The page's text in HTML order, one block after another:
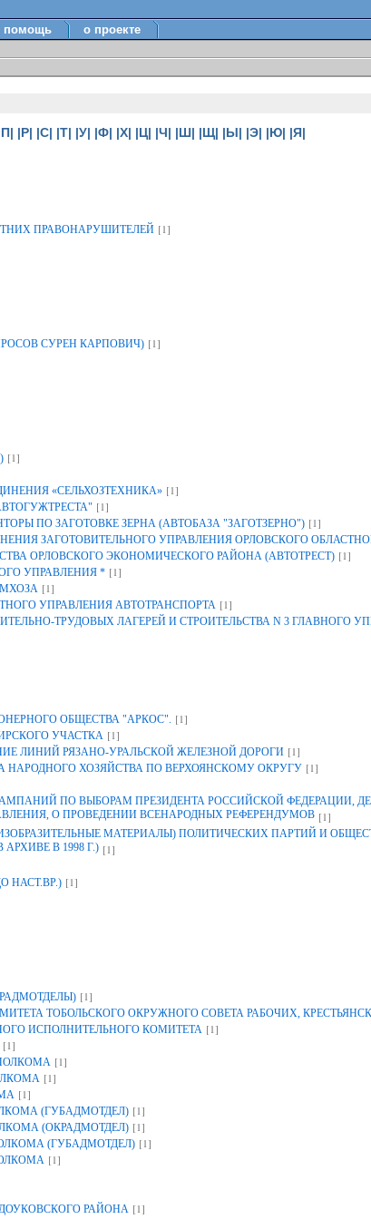
помощь о проекте
|Р| |С| |Т| |У| |Ф| |Х| |Ц| |Ч| |Ш| |Щ| |Ы| |Э| |Ю| |Я|
ПРАВОНАРУШИТЕЛЕЙ [1]
СУРЕН КАРПОВИЧ) [1]
[1]
«СЕЛЬХОЗТЕХНИКА» [1]
[1]
ПО ЗАГОТОВКЕ ЗЕРНА (АВТОБАЗА "ЗАГОТЗЕРНО") [1]
ЗАГОТОВИТЕЛЬНОГО УПРАВЛЕНИЯ ОРЛОВСКОГО
ОРЛОВСКОГО ЭКОНОМИЧЕСКОГО РАЙОНА (АВТОТРЕСТ) [1]
УПРАВЛЕНИЯ * [1]
[1]
УПРАВЛЕНИЯ АВТОТРАНСПОРТА [1]
ТРУДОВЫХ ЛАГЕРЕЙ И СТРОИТЕЛЬСТВА N 3 ГЛАВНОГО
ОБЩЕСТВА "АРКОС". [1]
УЧАСТКА [1]
ЛИНИЙ РЯЗАНО-УРАЛЬСКОЙ ЖЕЛЕЗНОЙ ДОРОГИ [1]
НАРОДНОГО ХОЗЯЙСТВА ПО ВЕРХОЯНСКОМУ ОКРУГУ [1]
ПО ВЫБОРАМ ПРЕЗИДЕНТА РОССИЙСКОЙ ФЕДЕРАЦИИ,
О ПРОВЕДЕНИИ ВСЕНАРОДНЫХ РЕФЕРЕНДУМОВ [1]
МАТЕРИАЛЫ) ПОЛИТИЧЕСКИХ ПАРТИЙ И
В 1998 Г.) [1]
НАСТ.ВР.) [1]
[1]
ТОБОЛЬСКОГО ОКРУЖНОГО СОВЕТА РАБОЧИХ,
ИСПОЛНИТЕЛЬНОГО КОМИТЕТА [1]
[1]
[1]
[1]
[1]
(ГУБАДМОТДЕЛ) [1]
(ОКРАДМОТДЕЛ) [1]
(ГУБАДМОТДЕЛ) [1]
[1]
РАЙОНА [1]